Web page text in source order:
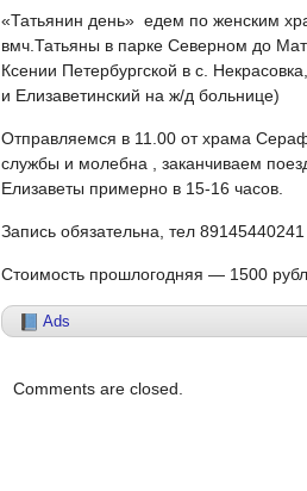
«Татьянин день» едем по женским
вмч.Татьяны в парке Северном до
Ксении Петербургской в с.
и Елизаветинский на ж/д больнице)
Отправляемся в 11.00 от храма
службы и молебна , заканчиваем
Елизаветы примерно в 15-16 часов.
Запись обязательна, тел 89145440241
Стоимость прошлогодняя — 1500
Ads
Comments are closed.